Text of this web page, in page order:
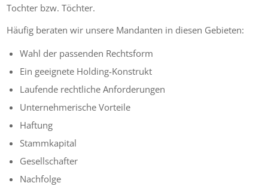
Tochter bzw. Töchter.
Häufig beraten wir unsere Mandanten in diesen Gebieten:
Wahl der passenden Rechtsform
Ein geeignete Holding-Konstrukt
Laufende rechtliche Anforderungen
Unternehmerische Vorteile
Haftung
Stammkapital
Gesellschafter
Nachfolge